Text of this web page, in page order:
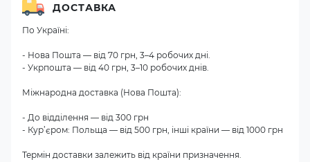
ДОСТАВКА
По Україні:
- Нова Пошта — від 70 грн, 3–4 робочих дні.
- Укрпошта — від 40 грн, 3–10 робочих днів.
Міжнародна доставка (Нова Пошта):
- До відділення — від 300 грн
- Кур’єром: Польща — від 500 грн, інші країни — від 1000 грн
Термін доставки залежить від країни призначення.